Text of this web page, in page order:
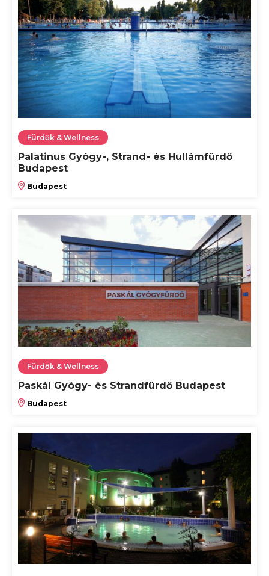
Fürdők & Wellness
Palatinus Gyógy-, Strand- és Hullámfürdő
Budapest
Budapest
Fürdők & Wellness
Paskál Gyógy- és Strandfürdő Budapest
Budapest